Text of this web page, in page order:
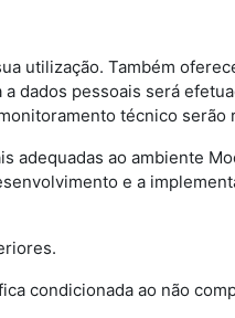
utilização. Também
dados pessoais será
técnico
ao ambiente
e a
condicionada ao não